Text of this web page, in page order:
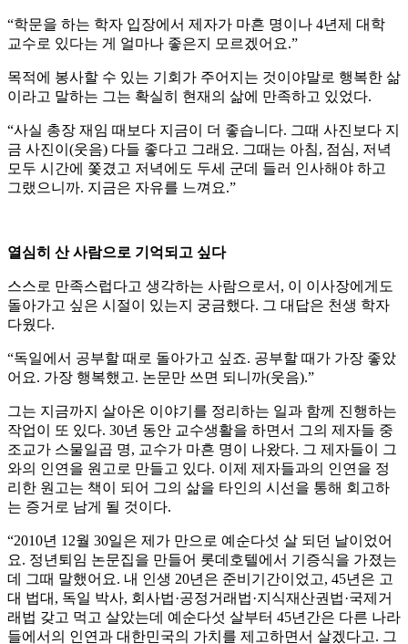
“학문을 하는 학자 입장에서 제자가 마흔 명이나 4년제 대학
교수로 있다는 게 얼마나 좋은지 모르겠어요.”
목적에 봉사할 수 있는 기회가 주어지는 것이야말로 행복한 삶
이라고 말하는 그는 확실히 현재의 삶에 만족하고 있었다.
“사실 총장 재임 때보다 지금이 더 좋습니다. 그때 사진보다 지
금 사진이(웃음) 다들 좋다고 그래요. 그때는 아침, 점심, 저녁
모두 시간에 쫓겼고 저녁에도 두세 군데 들러 인사해야 하고
그랬으니까. 지금은 자유를 느껴요.”
열심히 산 사람으로 기억되고 싶다
스스로 만족스럽다고 생각하는 사람으로서, 이 이사장에게도
돌아가고 싶은 시절이 있는지 궁금했다. 그 대답은 천생 학자
다웠다.
“독일에서 공부할 때로 돌아가고 싶죠. 공부할 때가 가장 좋았
어요. 가장 행복했고. 논문만 쓰면 되니까(웃음).”
그는 지금까지 살아온 이야기를 정리하는 일과 함께 진행하는
작업이 또 있다. 30년 동안 교수생활을 하면서 그의 제자들 중
조교가 스물일곱 명, 교수가 마흔 명이 나왔다. 그 제자들이 그
와의 인연을 원고로 만들고 있다. 이제 제자들과의 인연을 정
리한 원고는 책이 되어 그의 삶을 타인의 시선을 통해 회고하
는 증거로 남게 될 것이다.
“2010년 12월 30일은 제가 만으로 예순다섯 살 되던 날이었어
요. 정년퇴임 논문집을 만들어 롯데호텔에서 기증식을 가졌는
데 그때 말했어요. 내 인생 20년은 준비기간이었고, 45년은 고
대 법대, 독일 박사, 회사법·공정거래법·지식재산권법·국제거
래법 갖고 먹고 살았는데 예순다섯 살부터 45년간은 다른 나라
들에서의 인연과 대한민국의 가치를 제고하면서 살겠다고. 그